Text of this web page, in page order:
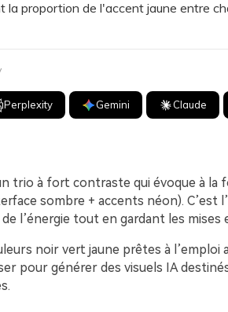
la proportion de l'accent jaune entre
Perplexity Gemini Claude
trio à fort contraste qui évoque à la
sombre + accents néon). C’est
l’énergie tout en gardant les mises
noir vert jaune prêtes à l’emploi
pour générer des visuels IA